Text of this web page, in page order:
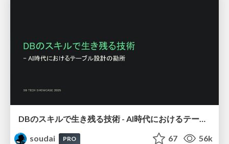
DBのスキルで生き残る技術 - AI時代におけるテーブル設計の勘所
soudai
PRO 67 56k